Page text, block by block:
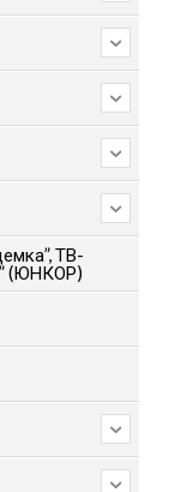
ТВ-
(ЮНКОР)